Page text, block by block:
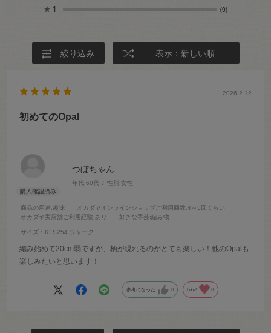
★ 1 (0)
絞り込み 表示：新しい順
つぼちゃん
年代:60代 性別:女性
商品の用途:趣味 オカダヤオンラインショップご利用回数:4～5回くらい
オカダヤ実店舗ご利用経験:あり 好きな手芸:編み物
サイズ：KFS254.シャーク
2026.2.12
初めてのOpal
編み始めて20cm弱ですが、柄が現れるのがとても楽しい！他のOpalも
楽しみたいと思います！
参考になった 0 Like! 0